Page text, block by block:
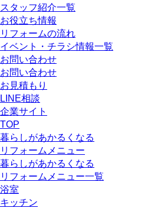
スタッフ紹介一覧
お役立ち情報
リフォームの流れ
イベント・チラシ情報一覧
お問い合わせ
お問い合わせ
お見積もり
LINE相談
企業サイト
TOP
暮らしがあかるくなる
リフォームメニュー
暮らしがあかるくなる
リフォームメニュー一覧
浴室
キッチン